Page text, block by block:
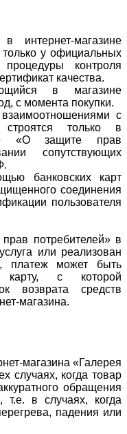
интернет-магазине
у официальных
контроля
качества.
в магазине
с момента покупки.
с
строятся только в
«О защите прав
сопутствующих
банковских карт
соединения
пользователя
потребителей» в
или реализован
платеж может быть
карту, с которой
возврата средств
магазина.
магазина «Галерея
случаях, когда товар
обращения
т.е. в случаях, когда
падения или